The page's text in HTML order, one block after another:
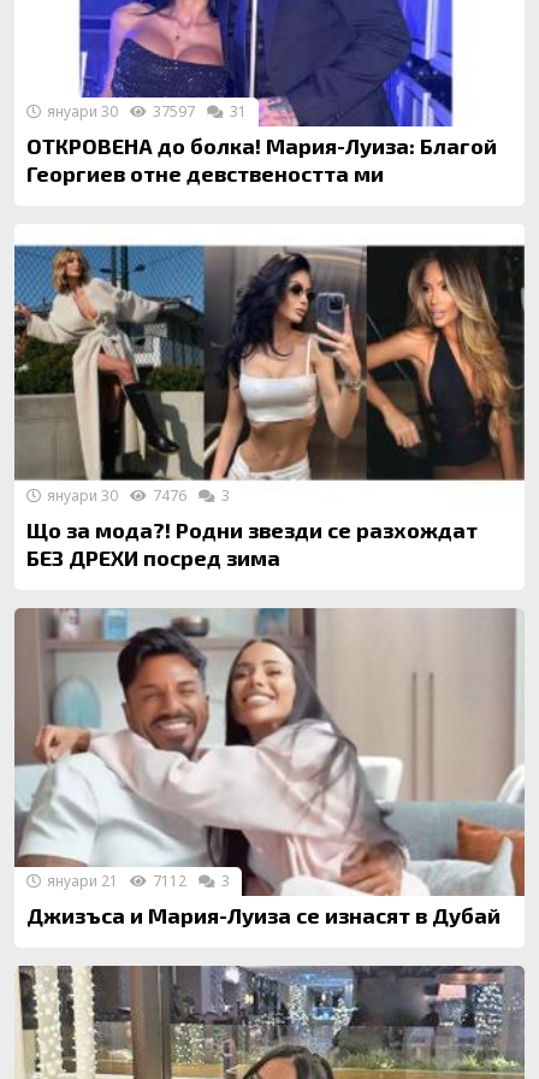
ОТКРОВЕНА до болка! Мария-Луиза: Благой
Георгиев отне девствеността ми
януари 30 37597 31
Що за мода?! Родни звезди се разхождат
БЕЗ ДРЕХИ посред зима
януари 30 7476 3
Джизъса и Мария-Луиза се изнасят в Дубай
януари 21 7112 3